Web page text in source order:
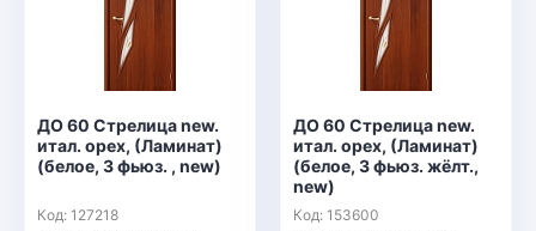
ДО 60 Стрелица new.
итал. орех, (Ламинат)
(белое, 3 фьюз. , new)
Код: 127218
ДО 60 Стрелица new.
итал. орех, (Ламинат)
(белое, 3 фьюз. жёлт.,
new)
Код: 153600